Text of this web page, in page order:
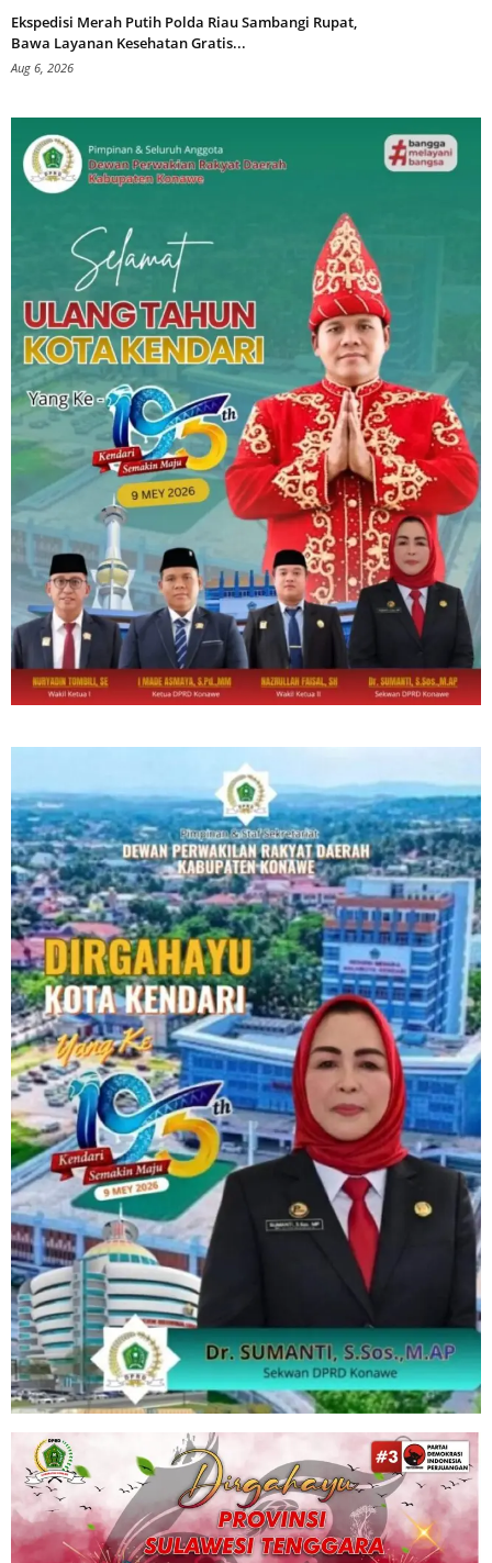
Ekspedisi Merah Putih Polda Riau Sambangi Rupat,
Bawa Layanan Kesehatan Gratis...
Aug 6, 2026